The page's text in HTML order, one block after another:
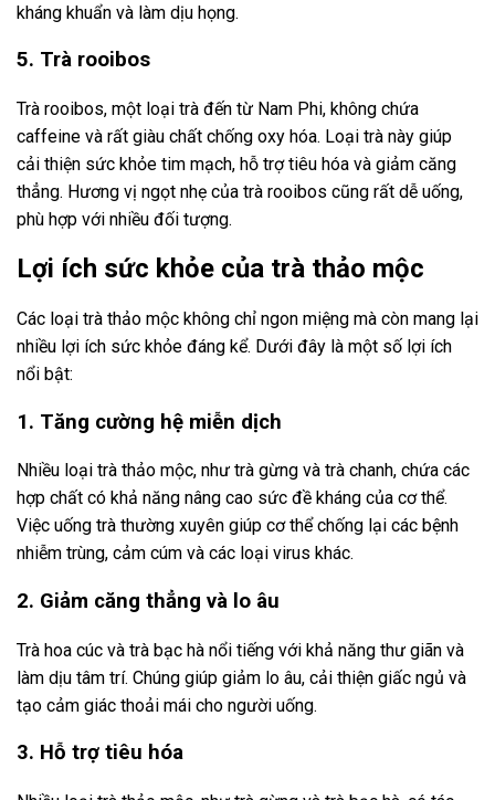
kháng khuẩn và làm dịu họng.
5. Trà rooibos
Trà rooibos, một loại trà đến từ Nam Phi, không chứa
caffeine và rất giàu chất chống oxy hóa. Loại trà này giúp
cải thiện sức khỏe tim mạch, hỗ trợ tiêu hóa và giảm căng
thẳng. Hương vị ngọt nhẹ của trà rooibos cũng rất dễ uống,
phù hợp với nhiều đối tượng.
Lợi ích sức khỏe của trà thảo mộc
Các loại trà thảo mộc không chỉ ngon miệng mà còn mang lại
nhiều lợi ích sức khỏe đáng kể. Dưới đây là một số lợi ích
nổi bật:
1. Tăng cường hệ miễn dịch
Nhiều loại trà thảo mộc, như trà gừng và trà chanh, chứa các
hợp chất có khả năng nâng cao sức đề kháng của cơ thể.
Việc uống trà thường xuyên giúp cơ thể chống lại các bệnh
nhiễm trùng, cảm cúm và các loại virus khác.
2. Giảm căng thẳng và lo âu
Trà hoa cúc và trà bạc hà nổi tiếng với khả năng thư giãn và
làm dịu tâm trí. Chúng giúp giảm lo âu, cải thiện giấc ngủ và
tạo cảm giác thoải mái cho người uống.
3. Hỗ trợ tiêu hóa